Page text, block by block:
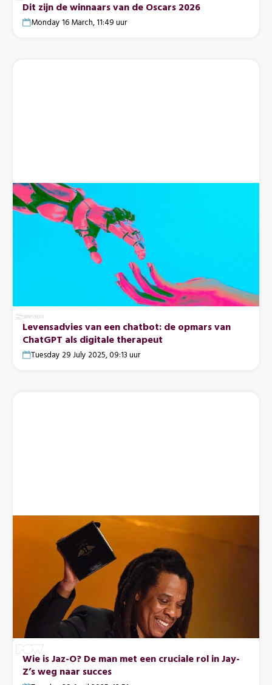
Dit zijn de winnaars van de Oscars 2026
Monday 16 March, 11:49 uur
Levensadvies van een chatbot: de opmars van
ChatGPT als digitale therapeut
Tuesday 29 July 2025, 09:13 uur
Wie is Jaz-O? De man met een cruciale rol in Jay-
Z’s weg naar succes